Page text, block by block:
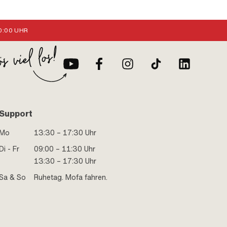
UHR
13:30 – 17:30 Uhr
- Fr
09:00 – 11:30 Uhr
13:30 – 17:30 Uhr
& So
Ruhetag. Mofa fahren.